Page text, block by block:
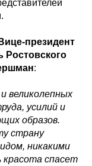
Вице-президент
:
великолепных
усилий и
образов.
страну
никакими
красота спасет